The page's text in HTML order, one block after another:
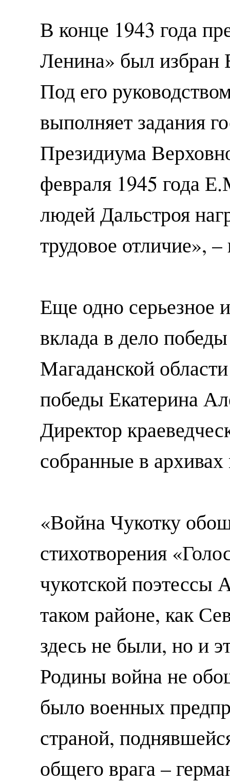
В конце 1943 года
Ленина» был
Под его
выполняет задания
Президиума
февраля 1945 года
людей Дальстроя
трудовое отличие»,
Еще одно серьезное
вклада в дело
Магаданской
победы Екатерина
Директор
собранные в
«Война Чукотку
стихотворения
чукотской
таком районе, как
здесь не были, но и
Родины война не
было военных
страной,
общего врага –